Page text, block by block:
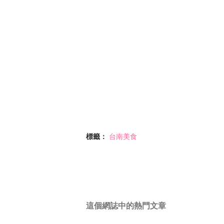
標籤： 台南美食
這個網誌中的熱門文章